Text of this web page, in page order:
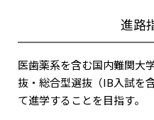
進路
医歯薬系を含む国内難関大
抜・総合型選抜（IB入試を
て進学することを目指す。